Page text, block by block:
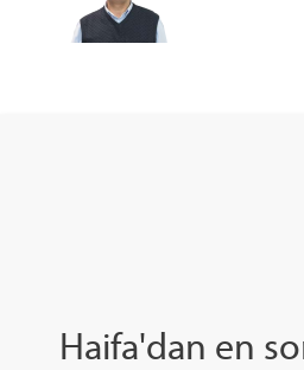
Haifa'dan en